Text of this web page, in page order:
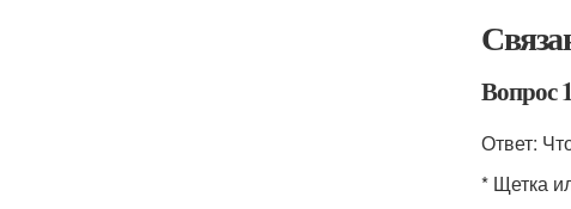
Вопрос
Ответ:
* Щетка